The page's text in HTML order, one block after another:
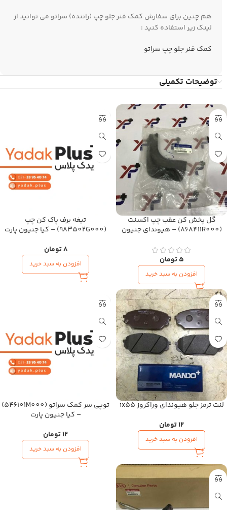
هم چنین برای سفارش کمک فنر جلو چپ (راننده) سراتو می توانید از
لینک زیر استفاده کنید :
کمک فنر جلو چپ سراتو
توضیحات تکمیلی
گل پخش کن عقب چپ اکسنت
(868411R000) – هیوندای جنیون
5 تومان
افزودن به سبد خرید
تیغه برف پاک کن چپ
(983502G000) – کیا جنیون پارت
8تومان
افزودن به سبد خرید
لنت ترمز جلو هیوندای وراکروز ix55
12تومان
افزودن به سبد خرید
توپی سر کمک سراتو (546101M000)
– کیا جنیون پارت
12تومان
افزودن به سبد خرید